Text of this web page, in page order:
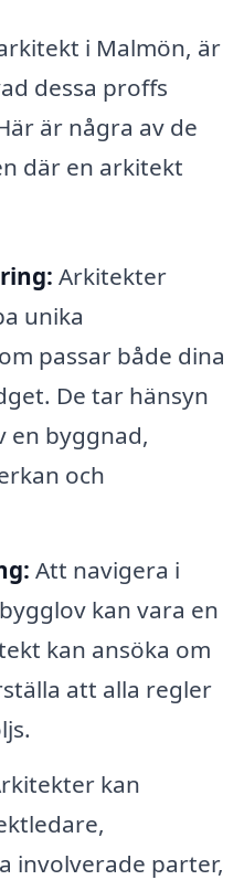
i Malmön, är
dessa proffs
är några av de
där en arkitekt
Arkitekter
unika
passar både dina
De tar hänsyn
en byggnad,
och
Att navigera i
kan vara en
kan ansöka om
att alla regler
kan
involverade parter,